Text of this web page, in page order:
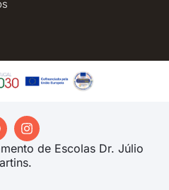
de Escolas Dr. Júlio